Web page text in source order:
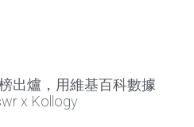
出爐，用維基百科數據
x Kollogy